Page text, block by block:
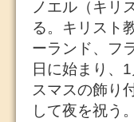
ノエル（キリ
る。キリスト
ーランド、フ
日に始まり、
スマスの飾り
して夜を祝う